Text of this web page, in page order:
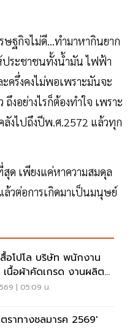
ฐกิจไม่ดี...ทำมาหากินยาก
ประชาชนทั้งน้ำมัน ไฟฟ้า
ครึ่งคงไม่พอเพราะมันจะ
งอย่างไรก็ต้องทำใจ เพราะ
ลังไปถึงปีพ.ศ.2572 แล้วทุก
ด เพียงแค่หาความสมดุล
วต่อการเกิดมาเป็นมนุษย์
อโปโล บริษัท พนักงาน
นื้อผ้าคัดเกรด งานผลิต
าน| 05:09 น.
ราทางชลมารค 2569'